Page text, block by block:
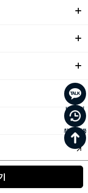
바로문의
최근 본 상품